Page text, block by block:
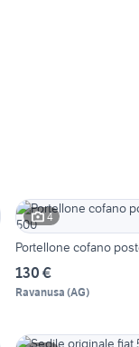
4
Portellone cofano
130 €
Ravanusa (AG)